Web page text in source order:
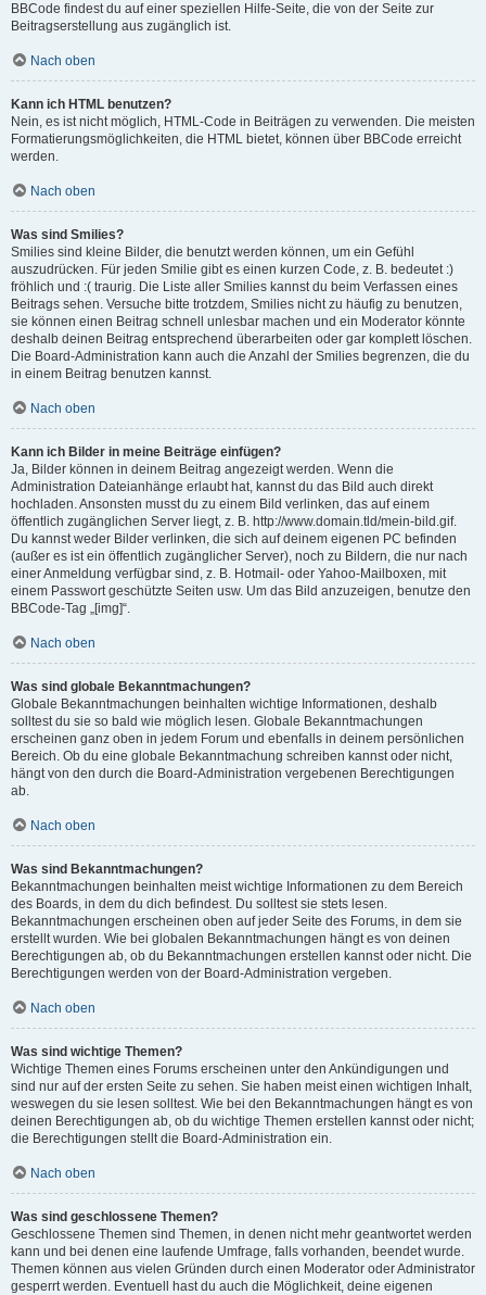
BBCode findest du auf einer speziellen Hilfe-Seite, die von der Seite zur
Beitragserstellung aus zugänglich ist.
Nach oben
Kann ich HTML benutzen?
Nein, es ist nicht möglich, HTML-Code in Beiträgen zu verwenden. Die meisten
Formatierungsmöglichkeiten, die HTML bietet, können über BBCode erreicht
werden.
Nach oben
Was sind Smilies?
Smilies sind kleine Bilder, die benutzt werden können, um ein Gefühl
auszudrücken. Für jeden Smilie gibt es einen kurzen Code, z. B. bedeutet :)
fröhlich und :( traurig. Die Liste aller Smilies kannst du beim Verfassen eines
Beitrags sehen. Versuche bitte trotzdem, Smilies nicht zu häufig zu benutzen,
sie können einen Beitrag schnell unlesbar machen und ein Moderator könnte
deshalb deinen Beitrag entsprechend überarbeiten oder gar komplett löschen.
Die Board-Administration kann auch die Anzahl der Smilies begrenzen, die du
in einem Beitrag benutzen kannst.
Nach oben
Kann ich Bilder in meine Beiträge einfügen?
Ja, Bilder können in deinem Beitrag angezeigt werden. Wenn die
Administration Dateianhänge erlaubt hat, kannst du das Bild auch direkt
hochladen. Ansonsten musst du zu einem Bild verlinken, das auf einem
öffentlich zugänglichen Server liegt, z. B. http://www.domain.tld/mein-bild.gif.
Du kannst weder Bilder verlinken, die sich auf deinem eigenen PC befinden
(außer es ist ein öffentlich zugänglicher Server), noch zu Bildern, die nur nach
einer Anmeldung verfügbar sind, z. B. Hotmail- oder Yahoo-Mailboxen, mit
einem Passwort geschützte Seiten usw. Um das Bild anzuzeigen, benutze den
BBCode-Tag „[img]“.
Nach oben
Was sind globale Bekanntmachungen?
Globale Bekanntmachungen beinhalten wichtige Informationen, deshalb
solltest du sie so bald wie möglich lesen. Globale Bekanntmachungen
erscheinen ganz oben in jedem Forum und ebenfalls in deinem persönlichen
Bereich. Ob du eine globale Bekanntmachung schreiben kannst oder nicht,
hängt von den durch die Board-Administration vergebenen Berechtigungen
ab.
Nach oben
Was sind Bekanntmachungen?
Bekanntmachungen beinhalten meist wichtige Informationen zu dem Bereich
des Boards, in dem du dich befindest. Du solltest sie stets lesen.
Bekanntmachungen erscheinen oben auf jeder Seite des Forums, in dem sie
erstellt wurden. Wie bei globalen Bekanntmachungen hängt es von deinen
Berechtigungen ab, ob du Bekanntmachungen erstellen kannst oder nicht. Die
Berechtigungen werden von der Board-Administration vergeben.
Nach oben
Was sind wichtige Themen?
Wichtige Themen eines Forums erscheinen unter den Ankündigungen und
sind nur auf der ersten Seite zu sehen. Sie haben meist einen wichtigen Inhalt,
weswegen du sie lesen solltest. Wie bei den Bekanntmachungen hängt es von
deinen Berechtigungen ab, ob du wichtige Themen erstellen kannst oder nicht;
die Berechtigungen stellt die Board-Administration ein.
Nach oben
Was sind geschlossene Themen?
Geschlossene Themen sind Themen, in denen nicht mehr geantwortet werden
kann und bei denen eine laufende Umfrage, falls vorhanden, beendet wurde.
Themen können aus vielen Gründen durch einen Moderator oder Administrator
gesperrt werden. Eventuell hast du auch die Möglichkeit, deine eigenen